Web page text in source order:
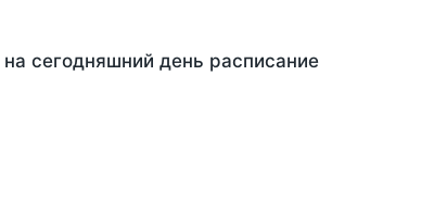
сегодняшний день расписание